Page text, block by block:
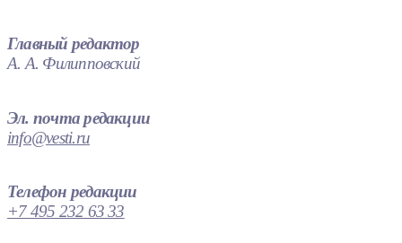
Главный редактор
А. А. Филипповский
Эл. почта редакции
info@vesti.ru
Телефон редакции
+7 495 232 63 33